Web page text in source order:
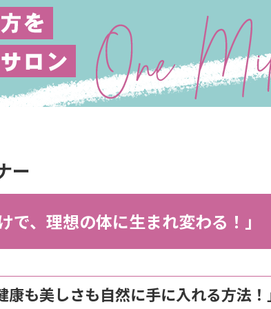
ー
で、理想の体に生まれ変わる！」
康も美しさも自然に手に入れる方法